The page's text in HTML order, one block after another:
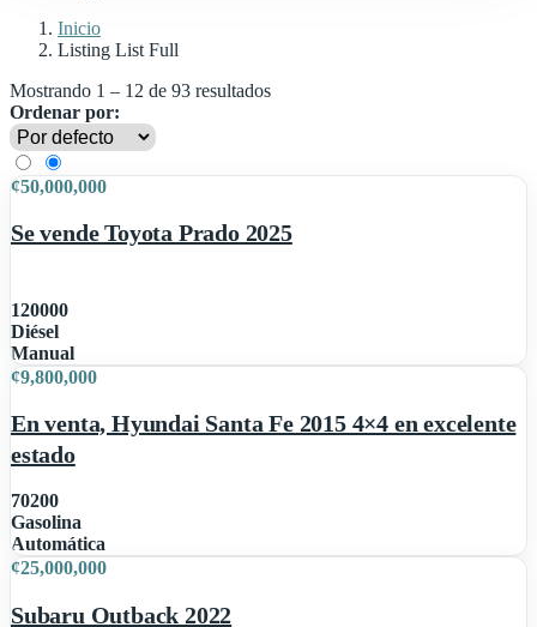
Inicio
Listing List Full
Mostrando 1 – 12 de 93 resultados
Ordenar por:
2
¢50,000,000
Se vende Toyota Prado 2025
120000
Diésel
Manual
Destacado
14
¢9,800,000
En venta, Hyundai Santa Fe 2015 4×4 en excelente
estado
70200
Gasolina
Automática
1
¢25,000,000
Subaru Outback 2022